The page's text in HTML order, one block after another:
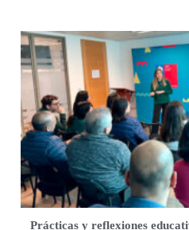
Prácticas y reflexiones